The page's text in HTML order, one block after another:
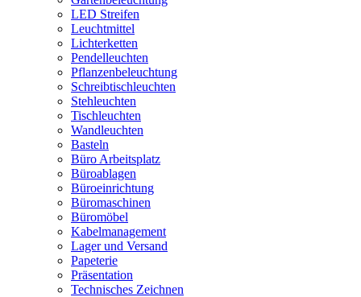
LED Streifen
Leuchtmittel
Lichterketten
Pendelleuchten
Pflanzenbeleuchtung
Schreibtischleuchten
Stehleuchten
Tischleuchten
Wandleuchten
Basteln
Büro Arbeitsplatz
Büroablagen
Büroeinrichtung
Büromaschinen
Büromöbel
Kabelmanagement
Lager und Versand
Papeterie
Präsentation
Technisches Zeichnen